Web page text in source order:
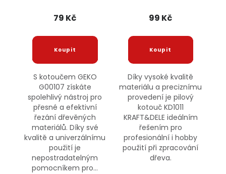
79 Kč
S kotoučem GEKO
G00107 získáte
spolehlivý nástroj pro
přesné a efektivní
řezání dřevěných
materiálů. Díky své
kvalitě a univerzálnímu
použití je
nepostradatelným
pomocníkem pro...
99 Kč
Díky vysoké kvalitě
materiálu a preciznímu
provedení je pilový
kotouč KD1011
KRAFT&DELE ideálním
řešením pro
profesionální i hobby
použití při zpracování
dřeva.